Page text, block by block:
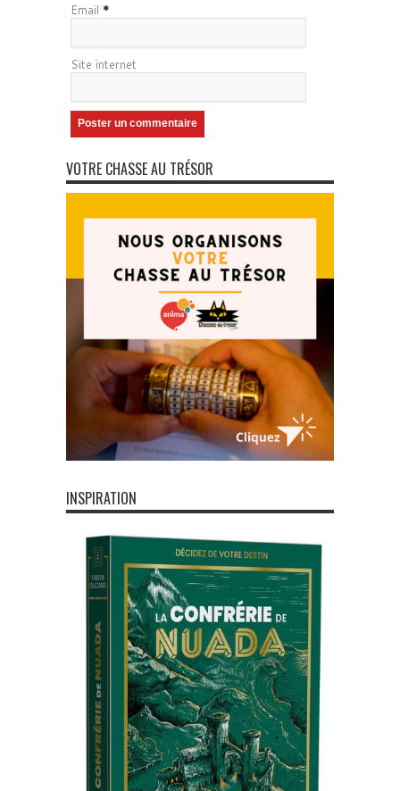
Email *
Site internet
VOTRE CHASSE AU TRÉSOR
INSPIRATION